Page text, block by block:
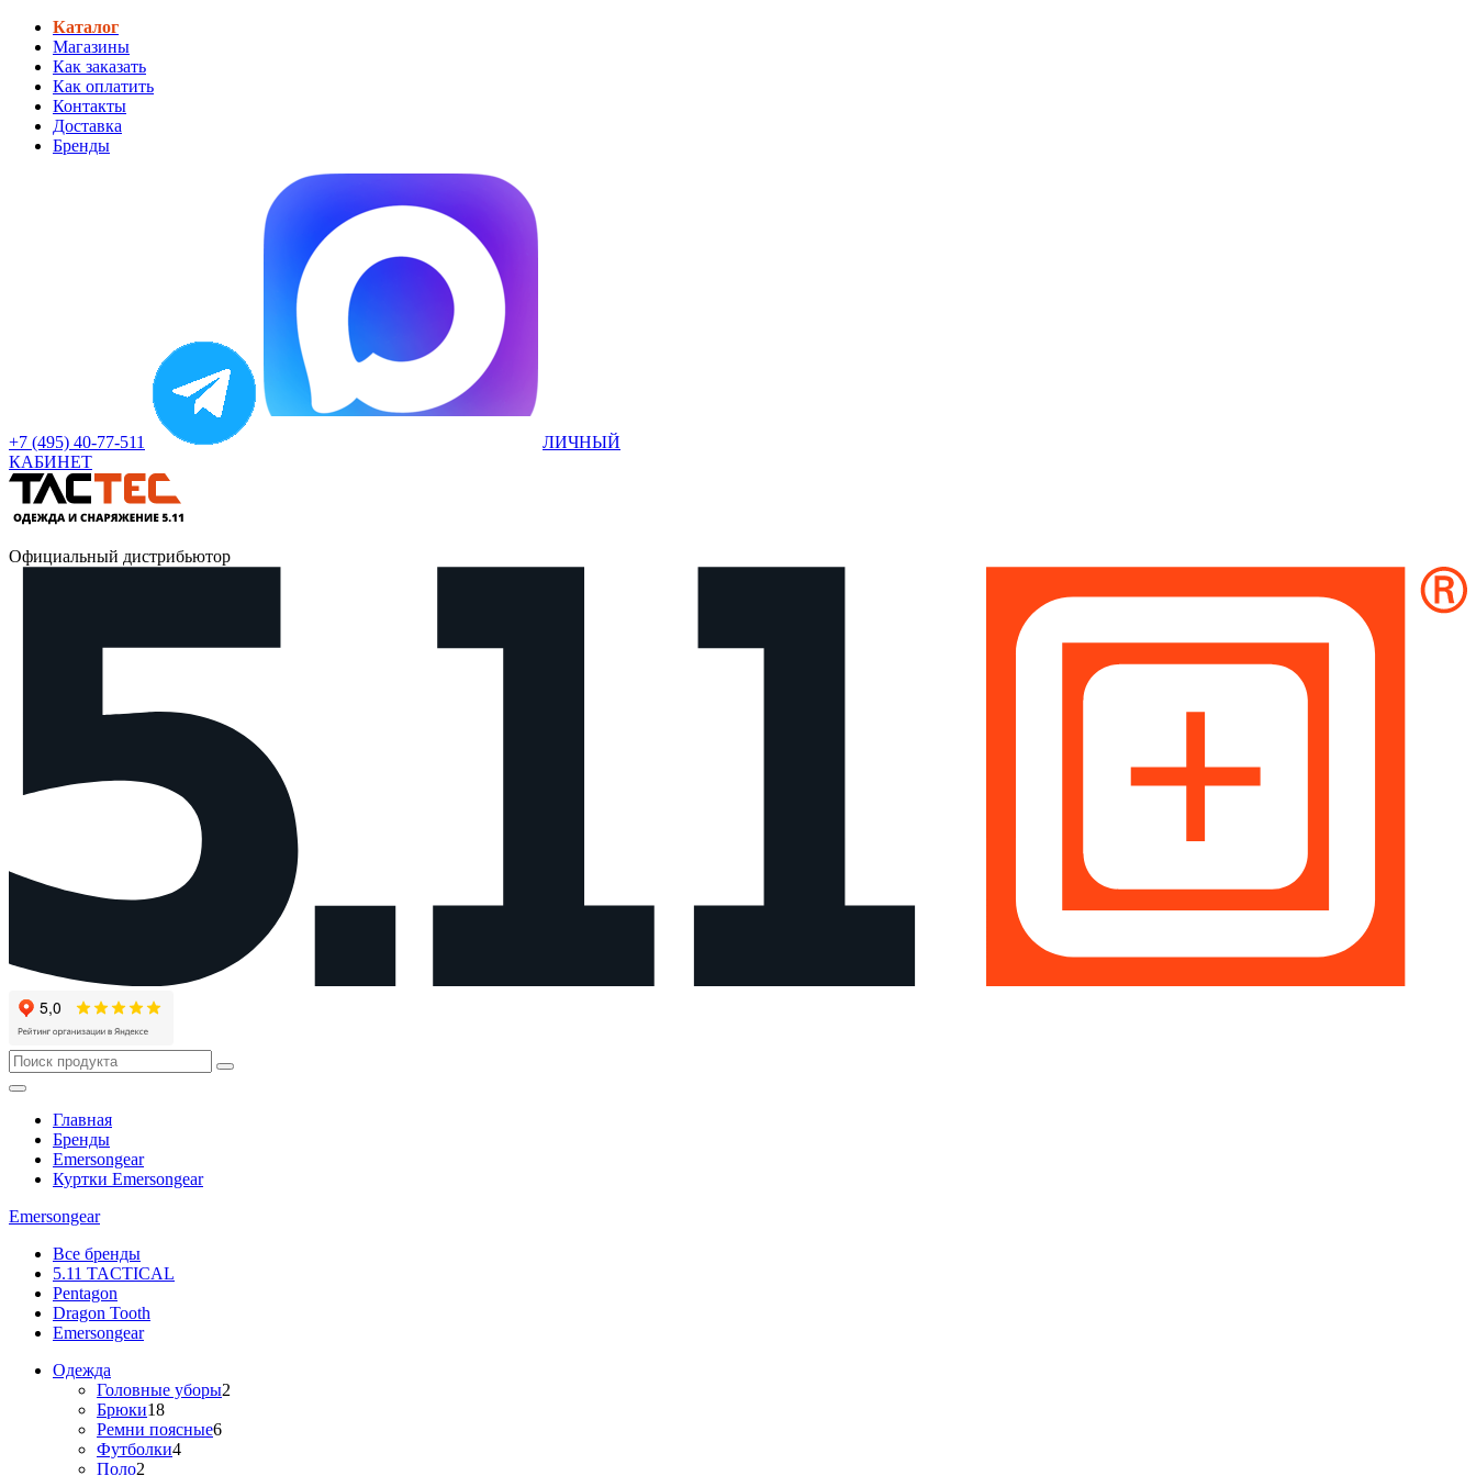
Каталог
Магазины
Как заказать
Как оплатить
Контакты
Доставка
Бренды
+7 (495) 40-77-511
ЛИЧНЫЙ
КАБИНЕТ
Официальный дистрибьютор
Главная
Бренды
Emersongear
Куртки Emersongear
Emersongear
Все бренды
5.11 TACTICAL
Pentagon
Dragon Tooth
Emersongear
Одежда
Головные уборы2
Брюки18
Ремни поясные6
Футболки4
Поло2